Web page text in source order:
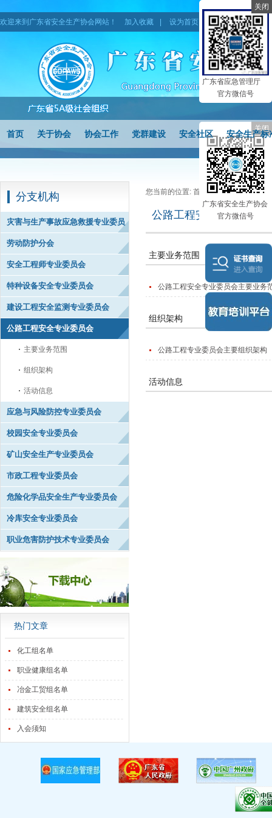
欢迎来到广东省安全生产协会网站！ 加入收藏 设为首页 网站地图
首页 关于协会 协会工作 党群建设 安全社区 安全生产标
分支机构
灾害与生产事故应急救援专业委员
会
劳动防护分会
安全工程师专业委员会
特种设备安全专业委员会
建设工程安全监测专业委员会
公路工程安全专业委员会
主要业务范围
组织架构
活动信息
应急与风险防控专业委员会
校园安全专业委员会
矿山安全生产专业委员会
市政工程专业委员会
危险化学品安全生产专业委员会
冷库安全专业委员会
职业危害防护技术专业委员会
热门文章
化工组名单
职业健康组名单
冶金工贸组名单
建筑安全组名单
入会须知
您当前的位置: 首页> 公路工程安全专
公路工程安全专业委员会
主要业务范围
公路工程安全专业委员会主要业务
组织架构
公路工程专业委员会主要组织架构
活动信息
广东省应急管理厅
官方微信号
关闭
广东省安全生产协会
官方微信号
关闭